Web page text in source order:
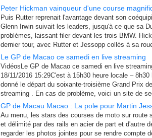
Peter Hickman vainqueur d'une course
Puis Rutter reprenait l'avantage devant son
Glenn Irwin suivait les leaders, jusqu'à ce que sa
problèmes, laissant filer devant les trois BMW.
dernier tour, avec Rutter et Jessopp collés à sa
Le GP de Macao ce samedi en live streaming
VidéosLe GP de Macao ce samedi en live
18/11/2016 15:29C'est à 15h30 heure locale –
donné le départ du soixante-troisième Grand Prix
streaming . En cas de problème, voici un site de
GP de Macau Macao : La pole pour Martin
Au menu, les stars des courses de moto sur route
et délimité par des rails en acier de part et d'autre
regarder les photos jointes pour se rendre compte